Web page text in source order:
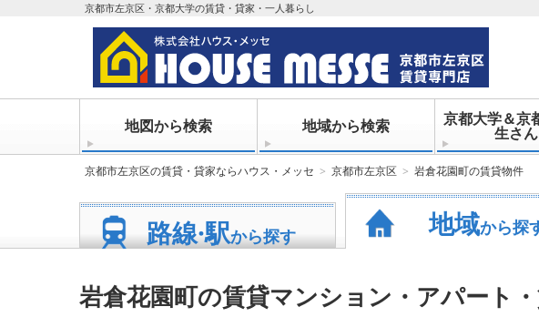
京都市左京区・京都大学の賃貸・貸家・一人暮らし
地図から検索 地域から検索 京都大学＆京
生さ
京都市左京区の賃貸・貸家ならハウス・メッセ 京都市左京区 岩倉花園町の賃貸物件
路線·駅から探す 地域から探
岩倉花園町の賃貸マンション・アパート